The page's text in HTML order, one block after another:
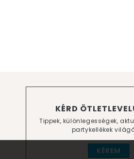
KÉRD
Tippek, különlegességek,
partykellékek
KÉREM